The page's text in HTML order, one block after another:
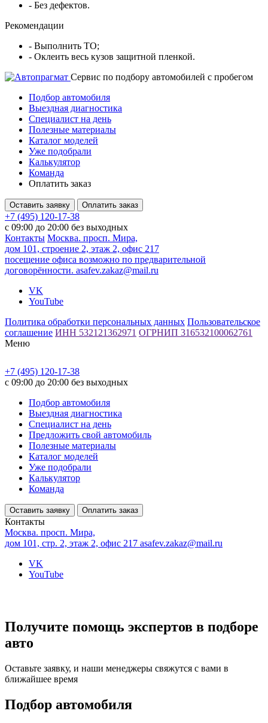
- Без дефектов.
Рекомендации
- Выполнить ТО;
- Оклеить весь кузов защитной пленкой.
Cервис по подбору автомобилей с пробегом
Подбор автомобиля
Выездная диагностика
Специалист на день
Полезные материалы
Каталог моделей
Уже подобрали
Калькулятор
Команда
Оплатить заказ
Оставить заявку Оплатить заказ
+7 (495) 120-17-38
с 09:00 до 20:00 без выходных
Контакты Москва. просп. Мира,
дом 101, строение 2, этаж 2, офис 217
посещение офиса возможно по предварительной
договорённости. asafev.zakaz@mail.ru
VK
YouTube
Политика обработки персональных данных Пользовательское
соглашение ИНН 532121362971 ОГРНИП 316532100062761
Меню
+7 (495) 120-17-38
с 09:00 до 20:00 без выходных
Подбор автомобиля
Выездная диагностика
Специалист на день
Предложить свой автомобиль
Полезные материалы
Каталог моделей
Уже подобрали
Калькулятор
Команда
Оставить заявку Оплатить заказ
Контакты
Москва. просп. Мира,
дом 101, стр. 2, этаж 2, офис 217 asafev.zakaz@mail.ru
VK
YouTube
Получите помощь экспертов в подборе
авто
Оставьте заявку, и наши менеджеры свяжутся с вами в
ближайшее время
Подбор автомобиля